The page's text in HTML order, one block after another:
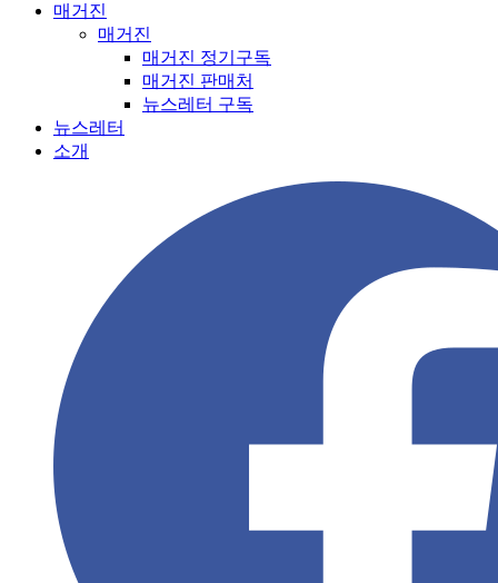
매거진
매거진
매거진 정기구독
매거진 판매처
뉴스레터 구독
뉴스레터
소개